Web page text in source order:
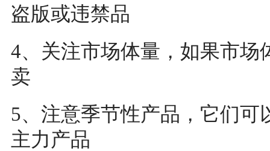
盗版或违禁品
4、关注市场体量，如果市
卖
5、注意季节性产品，它们
主力产品